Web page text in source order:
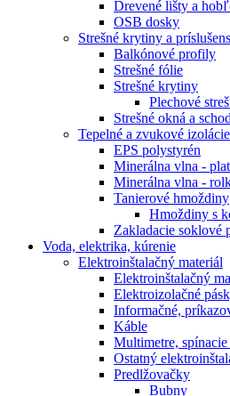
Drevené lišty a
OSB dosky
Strešné krytiny a
Balkónové profily
Strešné fólie
Strešné krytiny
Plechové
Strešné okná a
Tepelné a zvukové izolácie
EPS polystyrén
Minerálna vlna -
Minerálna vlna -
Tanierové hmoždiny
Hmoždiny s
Zakladacie soklové
Voda, elektrika, kúrenie
Elektroinštalačný materiál
Elektroinštalačný
Elektroizolačné
Informačné,
Káble
Multimetre,
Ostatný
Predlžovačky
Bubny